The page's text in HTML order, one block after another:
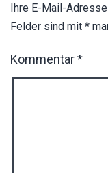
Ihre E-Mail-
Felder sind mit *
Kommentar*